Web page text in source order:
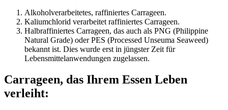
Alkoholverarbeitetes, raffiniertes Carrageen.
Kaliumchlorid verarbeitet raffiniertes Carrageen.
Halbraffiniertes Carrageen, das auch als PNG (Philippine
Natural Grade) oder PES (Processed Unseuma Seaweed)
bekannt ist. Dies wurde erst in jüngster Zeit für
Lebensmittelanwendungen zugelassen.
Carrageen, das Ihrem Essen Leben
verleiht: